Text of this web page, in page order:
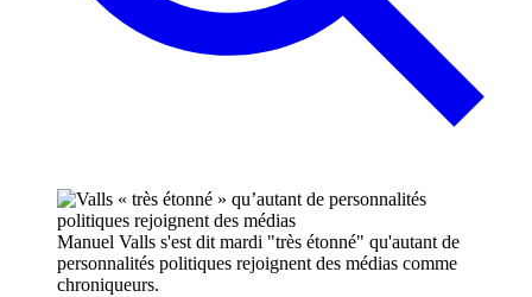
Manuel Valls s'est dit mardi "très étonné" qu'autant de
personnalités politiques rejoignent des médias comme
chroniqueurs.